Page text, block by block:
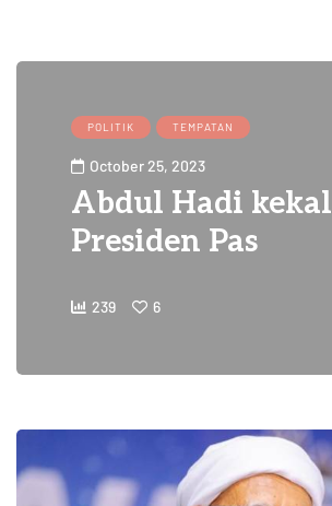
POLITIK TEMPATAN
October 25, 2023
Abdul Hadi kekal
Presiden Pas
239 6